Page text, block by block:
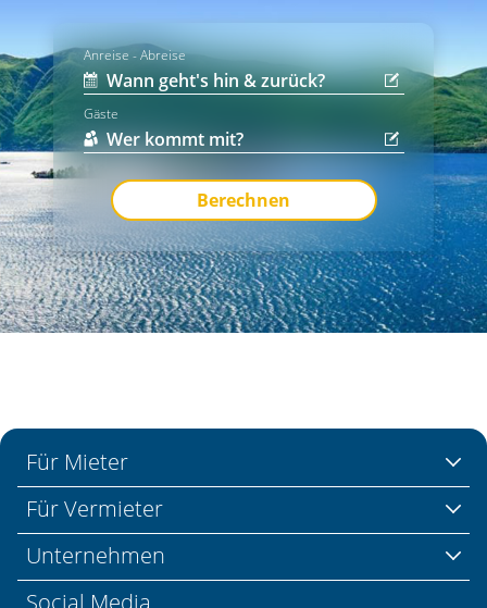
Anreise - Abreise
Gäste
Berechnen
Für Mieter
Für Vermieter
Unternehmen
Social Media